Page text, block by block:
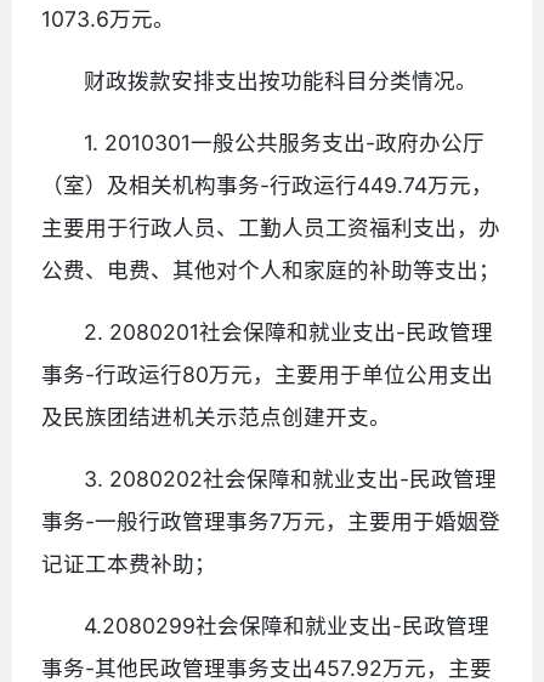
1073.6万元。
财政拨款安排支出按功能科目分类情况。
1. 2010301一般公共服务支出-政府办公厅
（室）及相关机构事务-行政运行449.74万元，
主要用于行政人员、工勤人员工资福利支出，办
公费、电费、其他对个人和家庭的补助等支出；
2. 2080201社会保障和就业支出-民政管理
事务-行政运行80万元，主要用于单位公用支出
及民族团结进机关示范点创建开支。
3. 2080202社会保障和就业支出-民政管理
事务-一般行政管理事务7万元，主要用于婚姻登
记证工本费补助；
4.2080299社会保障和就业支出-民政管理
事务-其他民政管理事务支出457.92万元，主要